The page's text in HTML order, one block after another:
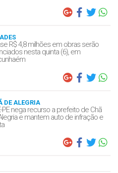
R$ 4,8 milhões em obras serão
nesta quinta (6), em
DE ALEGRIA
PE nega recurso a prefeito de Chã
e mantem auto de infração e